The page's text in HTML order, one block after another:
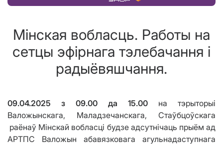
Мінская вобласць. Работы на
сетцы эфірнага тэлебачання і
радыёвяшчання.
09.04.2025 з 09.00 да 15.00 на тэрыторыі
Валожынскага, Маладзечанскага, Стаўбцоўскага
раёнаў Мінскай вобласці будзе адсутнічаць прыём ад
АРТПС Валожын абавязковага агульнадаступнага